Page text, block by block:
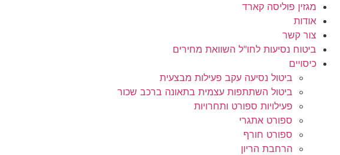
מגזין פוליסה קארד
אודות
צור קשר
ביטוח נסיעות לחו"ל השוואת מחירים
כיסויים
ביטול נסיעה עקב פעילות מבצעית
ביטול השתתפות עצמית בתאונה ברכב שכור
פעילויות ספורט ותחרויות
ספורט אתגרי
ספורט חורף
הרחבת הריון